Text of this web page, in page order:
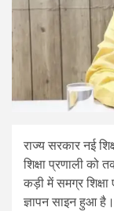
राज्य सरकार नई
शिक्षा प्रणाली को
कड़ी में समग्र
ज्ञापन साइन हुआ है।